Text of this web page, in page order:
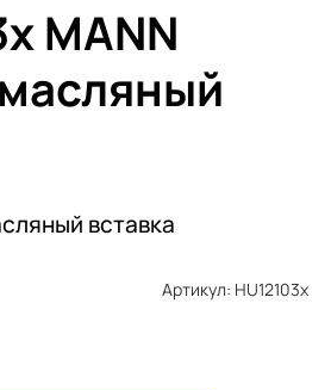
MANN
вставка
Артикул: HU12103x